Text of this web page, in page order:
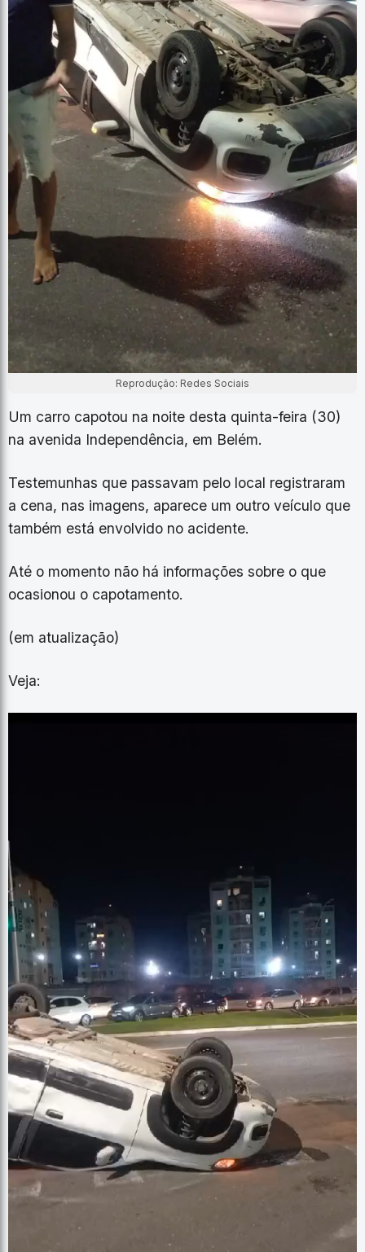
Reprodução: Redes Sociais
Um carro capotou na noite desta quinta-feira (30)
na avenida Independência, em Belém.
Testemunhas que passavam pelo local registraram
a cena, nas imagens, aparece um outro veículo que
também está envolvido no acidente.
Até o momento não há informações sobre o que
ocasionou o capotamento.
(em atualização)
Veja: